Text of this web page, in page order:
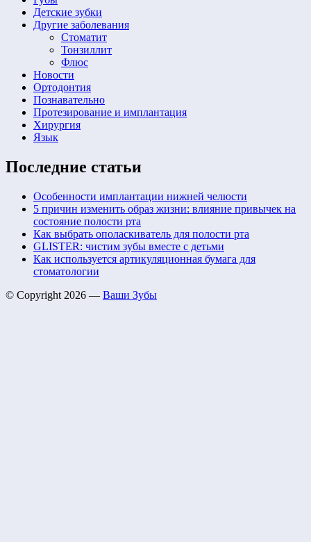
Детские зубки
Другие заболевания
Стоматит
Тонзиллит
Флюс
Новости
Ортодонтия
Познавательно
Протезирование и имплантация
Хирургия
Язык
Последние статьи
Особенности имплантации нижней челюсти
5 причин изменить образ жизни: влияние привычек на
состояние полости рта
Как выбрать ополаскиватель для полости рта
GLISTER: чистим зубы вместе с детьми
Как используется артикуляционная бумага для
стоматологии
© Copyright 2026 — Ваши Зубы